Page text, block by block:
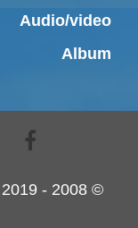
Audio/video
Album